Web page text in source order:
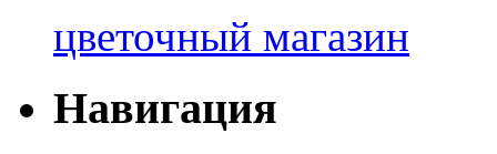
цветочный магазин
Навигация